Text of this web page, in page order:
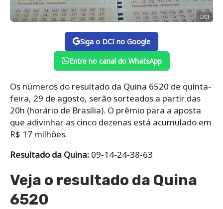
DCI
Siga o DCI no Google
Entre no canal do WhatsApp
Os números do resultado da Quina 6520 de quinta-
feira, 29 de agosto, serão sorteados a partir das
20h (horário de Brasília). O prêmio para a aposta
que adivinhar as cinco dezenas está acumulado em
R$ 17 milhões.
Resultado da Quina: 09-14-24-38-63
Veja o resultado da Quina
6520